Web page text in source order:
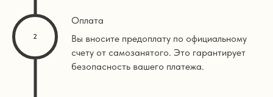
Оплата
Вы вносите предоплату по официальному
счету от самозанятого. Это гарантирует
безопасность вашего платежа.